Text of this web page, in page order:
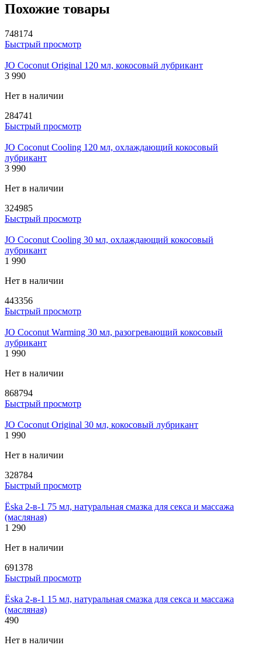
Похожие товары
748174
Быстрый просмотр
JO Coconut Original 120 мл, кокосовый лубрикант
3 990
Нет в наличии
284741
Быстрый просмотр
JO Coconut Cooling 120 мл, охлаждающий кокосовый
лубрикант
3 990
Нет в наличии
324985
Быстрый просмотр
JO Coconut Cooling 30 мл, охлаждающий кокосовый
лубрикант
1 990
Нет в наличии
443356
Быстрый просмотр
JO Coconut Warming 30 мл, разогревающий кокосовый
лубрикант
1 990
Нет в наличии
868794
Быстрый просмотр
JO Coconut Original 30 мл, кокосовый лубрикант
1 990
Нет в наличии
328784
Быстрый просмотр
Ёska 2-в-1 75 мл, натуральная смазка для секса и массажа
(масляная)
1 290
Нет в наличии
691378
Быстрый просмотр
Ёska 2-в-1 15 мл, натуральная смазка для секса и массажа
(масляная)
490
Нет в наличии